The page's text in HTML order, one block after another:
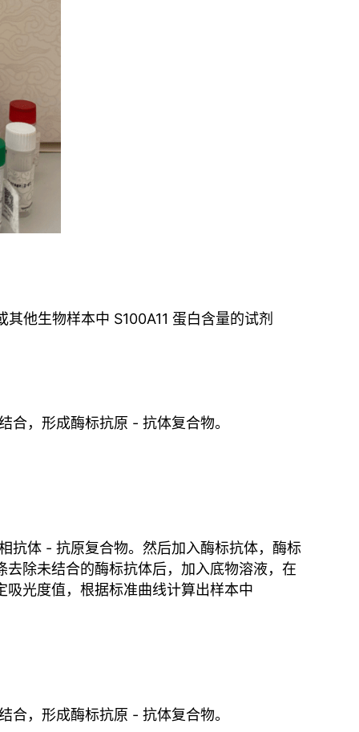
他生物样本中 S100A11 蛋白含量的试剂
合，形成酶标抗原 - 抗体复合物。
抗体 - 抗原复合物。然后加入酶标抗体，酶标
除未结合的酶标抗体后，加入底物溶液，在
吸光度值，根据标准曲线计算出样本中
合，形成酶标抗原 - 抗体复合物。